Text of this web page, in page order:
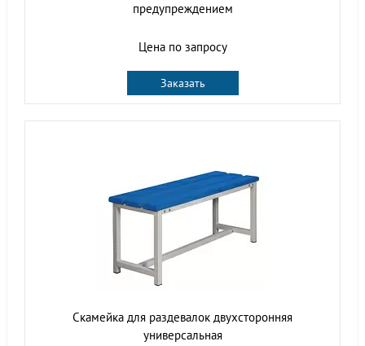
предупреждением
Цена по запросу
Заказать
Скамейка для раздевалок двухсторонняя
универсальная